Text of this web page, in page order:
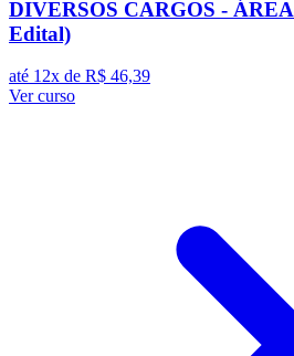
DIVERSOS CARGOS -
Edital)
até 12x de R$ 46,39
Ver curso